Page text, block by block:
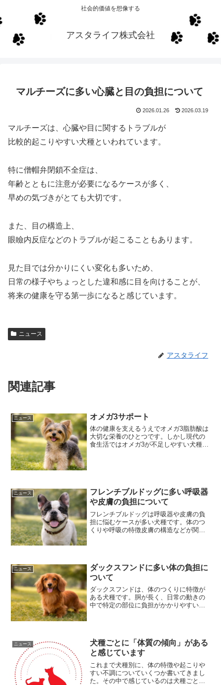
社会的価値を想像する
アスタライフ株式会社
マルチーズに多い心臓と目の負担について
2026.01.26 2026.03.19
マルチーズは、心臓や目に関するトラブルが
比較的起こりやすい犬種といわれています。
特に僧帽弁閉鎖不全症は、
年齢とともに注意が必要になるケースが多く、
早めの気づきがとても大切です。
また、目の構造上、
眼瞼内反症などのトラブルが起こることもあります。
見た目では分かりにくい変化も多いため、
日常の様子やちょっとした違和感に目を向けることが、
将来の健康を守る第一歩になると感じています。
ニュース
アスタライフ
関連記事
ニュース オメガ3サポート
体の健康を支えるうえでオメガ3脂肪酸は
大切な栄養のひとつです。しかし現代の
食生活ではオメガ3が不足しやすい犬種も
ニュース
フレンチブルドッグに多い呼吸器
や皮膚の負担について
フレンチブルドッグは呼吸器や皮膚の負
担に悩むケースが多い犬種です。体のつ
くりや呼吸の特徴皮膚の構造などが関係
ニュース
ダックスフンドに多い体の負担に
ついて
ダックスフンドは、体のつくりに特徴が
ある犬種です。胴が長く、日常の動きの
中で特定の部位に負担がかかりやすい傾
骨と背骨の間にあるクッシ...
ニュース
犬種ごとに「体質の傾向」がある
と感じています
これまで犬種別に、体の特徴や起こりや
すい不調についていくつか書いてきまし
た。その中で感じているのは犬種ごとに